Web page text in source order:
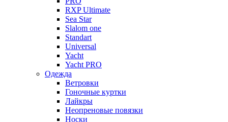
RXP Ultimate
Sea Star
Slalom one
Standart
Universal
Yacht
Yacht PRO
Одежда
Ветровки
Гоночные куртки
Лайкры
Неопреновые повязки
Носки